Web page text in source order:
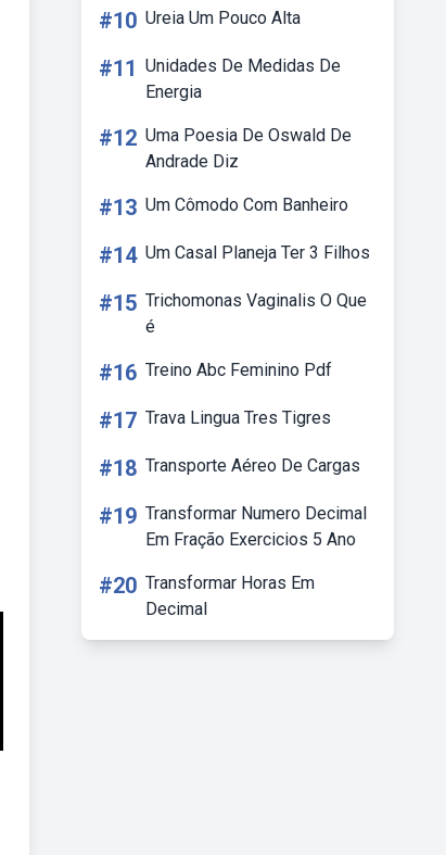
#10 Ureia Um Pouco Alta
#11 Unidades De Medidas De
Energia
#12 Uma Poesia De Oswald De
Andrade Diz
#13 Um Cômodo Com Banheiro
#14 Um Casal Planeja Ter 3 Filhos
#15 Trichomonas Vaginalis O Que
é
#16 Treino Abc Feminino Pdf
#17 Trava Lingua Tres Tigres
#18 Transporte Aéreo De Cargas
#19 Transformar Numero Decimal
Em Fração Exercicios 5 Ano
#20 Transformar Horas Em
Decimal